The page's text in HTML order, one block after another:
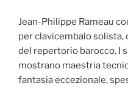
Jean-Philippe Rameau
per clavicembalo solista,
del repertorio barocco. I
mostrano maestria
fantasia eccezionale,